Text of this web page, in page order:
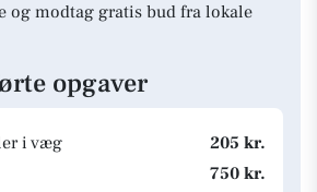
og modtag gratis bud fra lokale
opgaver
i væg
205 kr.
750 kr.